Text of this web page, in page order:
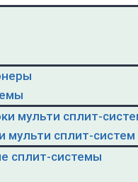
мульти сплит-
мульти сплит-систем
сплит-системы